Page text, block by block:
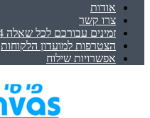
אודות
צרו קשר
זמינים עבורכם לכל שאלה 03-5707454
הצטרפות למועדון הלקוחות
אפשרויות שילוח